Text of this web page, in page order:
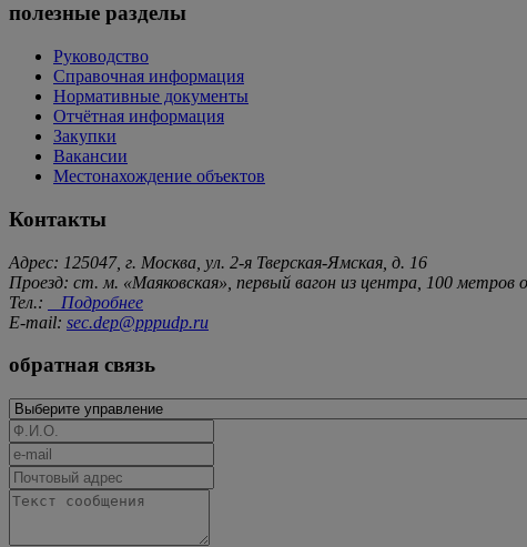
полезные разделы
Руководство
Справочная информация
Нормативные документы
Отчётная информация
Закупки
Вакансии
Местонахождение объектов
Контакты
Адрес: 125047, г. Москва, ул. 2-я Тверская-Ямская, д. 16
Проезд: ст. м. «Маяковская», первый вагон из центра, 100
Тел.:
Подробнее
E-mail: sec.dep@pppudp.ru
обратная связь